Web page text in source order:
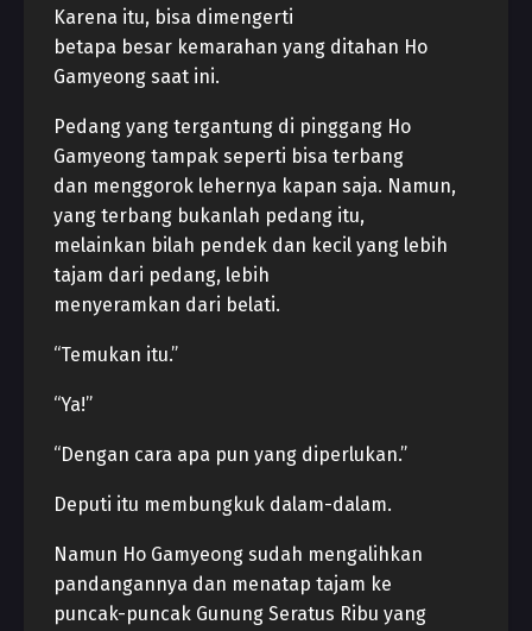
Karena itu, bisa dimengerti
betapa besar kemarahan yang ditahan Ho
Gamyeong saat ini.
Pedang yang tergantung di pinggang Ho
Gamyeong tampak seperti bisa terbang
dan menggorok lehernya kapan saja. Namun,
yang terbang bukanlah pedang itu,
melainkan bilah pendek dan kecil yang lebih
tajam dari pedang, lebih
menyeramkan dari belati.
“Temukan itu.”
“Ya!”
“Dengan cara apa pun yang diperlukan.”
Deputi itu membungkuk dalam-dalam.
Namun Ho Gamyeong sudah mengalihkan
pandangannya dan menatap tajam ke
puncak-puncak Gunung Seratus Ribu yang